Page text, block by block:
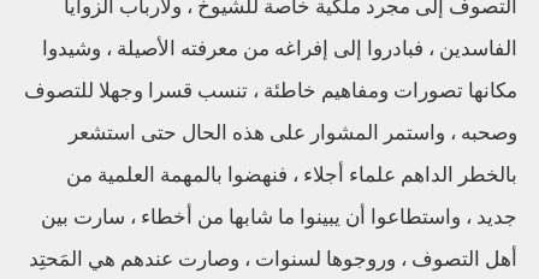
التصوف إلى مجرد ملكية خاصة للشيوخ ، ولأرباب الزوايا
الفاسدين ، فبادروا إلى إفراغه من معرفته الأصيلة ، وشيدوا
مكانها تصورات ومفاهيم خاطئة ، تنسب قسرا وجهلا للتصوف
وصحبه ، واستمر المشوار على هذه الحال حتى استشعر
بالخطر الداهم علماء أجلاء ، فنهضوا بالمهمة العلمية من
جديد ، واستطاعوا أن يبينوا ما شابها من أخطاء ، سارت بين
أهل التصوف ، وروجوها لسنوات ، وصارت عندهم هي المَحتِد